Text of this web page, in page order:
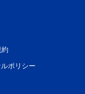
ポリシー